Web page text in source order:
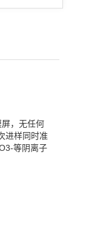
，无任何
进样同时准
等阴离子